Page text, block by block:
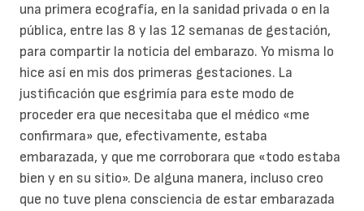
una primera ecografía, en la sanidad privada o en la
pública, entre las 8 y las 12 semanas de gestación,
para compartir la noticia del embarazo. Yo misma lo
hice así en mis dos primeras gestaciones. La
justificación que esgrimía para este modo de
proceder era que necesitaba que el médico «me
confirmara» que, efectivamente, estaba
embarazada, y que me corroborara que «todo estaba
bien y en su sitio». De alguna manera, incluso creo
que no tuve plena consciencia de estar embarazada